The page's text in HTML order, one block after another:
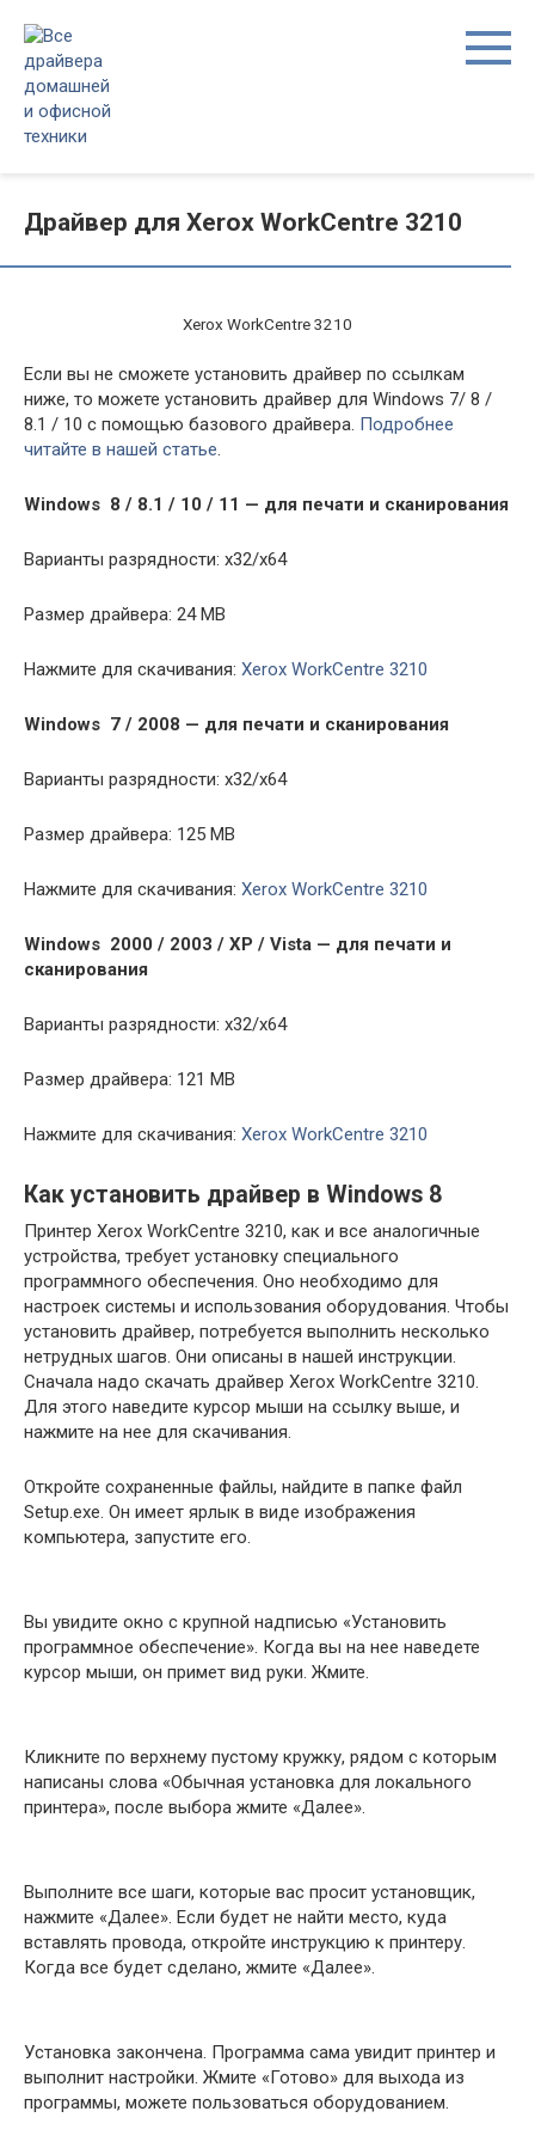
контенту
Драйвер для Xerox WorkCentre 3210
Xerox WorkCentre 3210
Если вы не сможете установить драйвер по ссылкам
ниже, то можете установить драйвер для Windows 7/ 8 /
8.1 / 10 с помощью базового драйвера. Подробнее
читайте в нашей статье
Windows 8 / 8.1 / 10 / 11 — для печати и сканирования
Варианты разрядности: x32/x64
Размер драйвера: 24 MB
Нажмите для скачивания: Xerox WorkCentre 3210
Windows 7 / 2008 — для печати и сканирования
Варианты разрядности: x32/x64
Размер драйвера: 125 MB
Нажмите для скачивания: Xerox WorkCentre 3210
Windows 2000 / 2003 / XP / Vista — для печати и
сканирования
Варианты разрядности: x32/x64
Размер драйвера: 121 MB
Нажмите для скачивания: Xerox WorkCentre 3210
Как установить драйвер в Windows 8
Принтер Xerox WorkCentre 3210, как и все аналогичные
устройства, требует установку специального
программного обеспечения. Оно необходимо для
настроек системы и использования оборудования. Чтобы
установить драйвер, потребуется выполнить несколько
нетрудных шагов. Они описаны в нашей инструкции.
Сначала надо скачать драйвер Xerox WorkCentre 3210.
Для этого наведите курсор мыши на ссылку выше, и
нажмите на нее для скачивания.
Откройте сохраненные файлы, найдите в папке файл
Setup.exe. Он имеет ярлык в виде изображения
компьютера, запустите его.
Вы увидите окно с крупной надписью «Установить
программное обеспечение». Когда вы на нее наведете
курсор мыши, он примет вид руки. Жмите.
Кликните по верхнему пустому кружку, рядом с которым
написаны слова «Обычная установка для локального
принтера», после выбора жмите «Далее».
Выполните все шаги, которые вас просит установщик,
нажмите «Далее». Если будет не найти место, куда
вставлять провода, откройте инструкцию к принтеру.
Когда все будет сделано, жмите «Далее».
Установка закончена. Программа сама увидит принтер и
выполнит настройки. Жмите «Готово» для выхода из
программы, можете пользоваться оборудованием.